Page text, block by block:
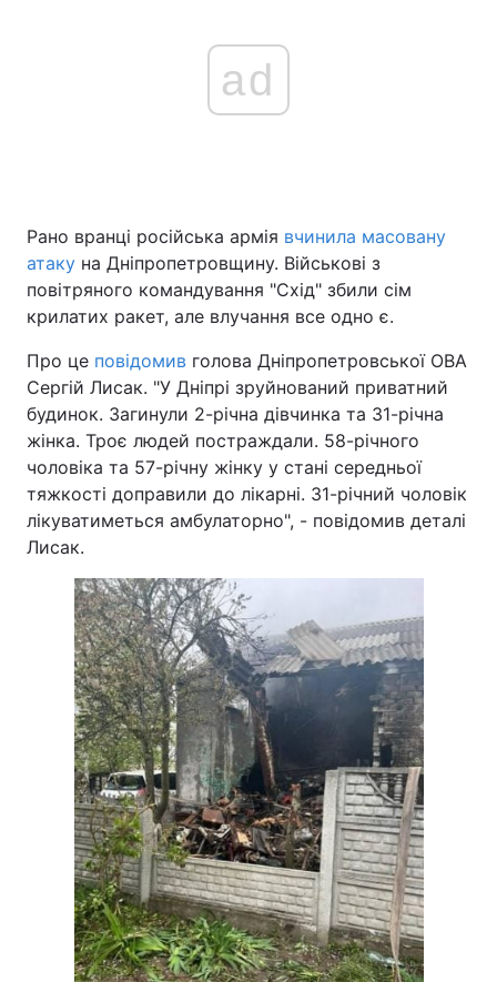
ad
Рано вранці російська армія вчинила масовану
атаку на Дніпропетровщину. Військові з
повітряного командування "Схід" збили сім
крилатих ракет, але влучання все одно є.
Про це повідомив голова Дніпропетровської ОВА
Сергій Лисак. "У Дніпрі зруйнований приватний
будинок. Загинули 2-річна дівчинка та 31-річна
жінка. Троє людей постраждали. 58-річного
чоловіка та 57-річну жінку у стані середньої
тяжкості доправили до лікарні. 31-річний чоловік
лікуватиметься амбулаторно", - повідомив деталі
Лисак.